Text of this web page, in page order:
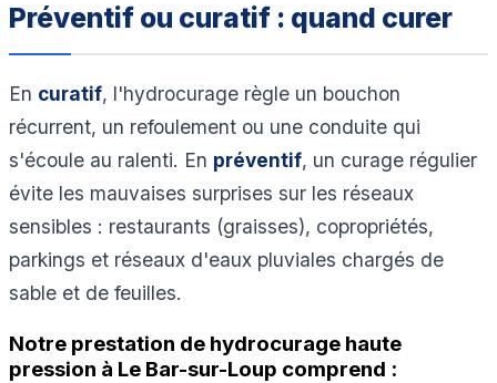
Préventif ou curatif : quand curer
En curatif, l'hydrocurage règle un bouchon
récurrent, un refoulement ou une conduite qui
s'écoule au ralenti. En préventif, un curage régulier
évite les mauvaises surprises sur les réseaux
sensibles : restaurants (graisses), copropriétés,
parkings et réseaux d'eaux pluviales chargés de
sable et de feuilles.
Notre prestation de hydrocurage haute
pression à Le Bar-sur-Loup comprend :